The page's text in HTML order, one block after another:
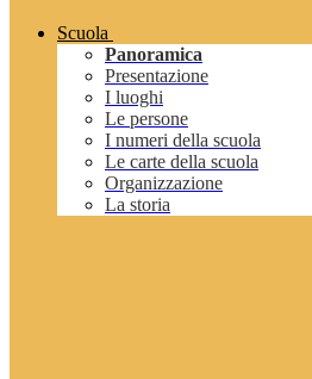
Scuola
Panoramica
Presentazione
I luoghi
Le persone
I numeri della scuola
Le carte della scuola
Organizzazione
La storia